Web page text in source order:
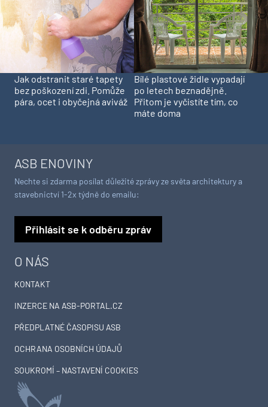
Jak odstranit staré tapety
bez poškození zdi. Pomůže
pára, ocet i obyčejná aviváž
Bílé plastové židle vypadají
po letech beznadějně.
Přitom je vyčistíte tím, co
máte doma
O NÁS
KONTAKT
INZERCE NA ASB-PORTAL.CZ
PŘEDPLATNÉ ČASOPISU ASB
OCHRANA OSOBNÍCH ÚDAJŮ
SOUKROMÍ – NASTAVENÍ COOKIES
ASB ENOVINY
Nechte si zdarma posílat důležité zprávy ze světa architektury a
stavebnictví 1-2x týdně do emailu:
Přihlásit se k odběru zpráv